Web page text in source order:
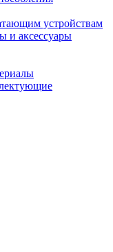
устройствам
и аксессуары